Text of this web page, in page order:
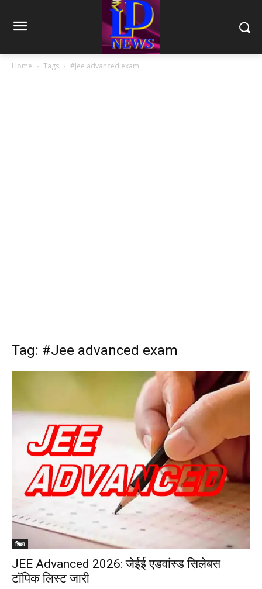
Home Tags #Jee advanced exam
Tag: #Jee advanced exam
शिक्षा
JEE Advanced 2026: जेईई एडवांस्ड सिलेबस
टॉपिक लिस्ट जारी